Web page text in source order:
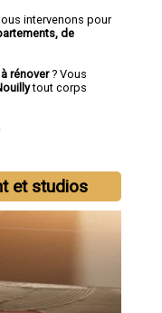
intervenons pour
de
rénover? Vous
tout corps
et studios